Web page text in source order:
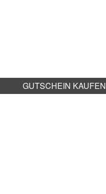
GUTSCHEIN KAUFEN